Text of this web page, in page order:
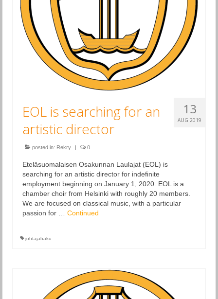
13
AUG 2019
EOL is searching for an
artistic director
posted in: Rekry 0
Eteläsuomalaisen Osakunnan Laulajat (EOL) is
searching for an artistic director for indefinite
employment beginning on January 1, 2020. EOL is a
chamber choir from Helsinki with roughly 20 members.
We are focused on classical music, with a particular
passion for … Continued
johtajahaku